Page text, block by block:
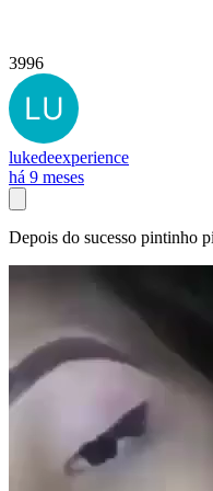
3996
lukedeexperience
há 9 meses
Depois do sucesso pintinho